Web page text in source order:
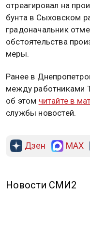
отреагировал на
бунта в Сыховском
градоначальник
обстоятельства
меры.
Ранее в
между работниками
об этом читайте в
службы новостей.
Дзен MAX
Новости СМИ2